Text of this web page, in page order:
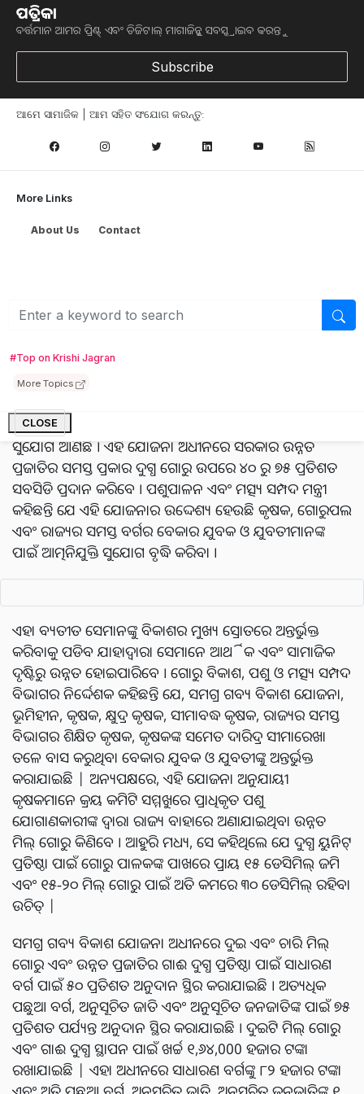
ପତ୍ରିକା
ବର୍ତ୍ତମାନ ଆମର ପ୍ରିଣ୍ଟ୍ ଏବଂ ଡିଜିଟାଲ୍ ମାଗାଜିନ୍କୁ ସବସ୍କ୍ରାଇବ କରନ୍ତୁ
Subscribe
ଆମେ ସାମାଜିକ | ଆମ ସହିତ ସଂଯୋଗ କରନ୍ତୁ:
More Links
About Us Contact
#Top on Krishi Jagran
More Topics
CLOSE
is giving 75 per cent subsidy for buying cow buffalo,
source - pexels.com
ଦେଶୀ ଗାଈ ଉପରେ ସରକାରୀ ସବସିଡି ଦେବା ପରେ ବର୍ତ୍ତମାନ
ବିହାର ସରକାର ସମଗ୍ର ଗବ୍ୟ ବିକାଶ ଯୋଜନା ଅଧୀନରେ ସମସ୍ତ
ପ୍ରକାରର ଉନ୍ନତ ପ୍ରଜାତିର ଗାଈ ଏବଂ ବଳଦ ଉପରେ ସବସିଡି
ଦେବାକୁ ଯାଉଛନ୍ତି । ଏହା ସମ୍ବନ୍ଧରେ ବିଭାଗୀୟ କାର୍ଯ୍ୟ ଶେଷ
ପର୍ଯ୍ୟାୟ ଆଡକୁ | ଏହି ଯୋଜନା ମାଧ୍ୟମରେ ବିହାର ସରକାର
ଗୋରୁ ବିକାଶ ନିର୍ଦ୍ଦେଶାଳୟ ୨ ,୪ ,୧୫ ଏବଂ ୨୦ ମିଲ୍ ଗୋରୁର
ଦୁଗ୍ଧ ସ୍ଥାପନ ପାଇଁ ଅନୁଦାନ ପ୍ରଦାନ କରିବ | ଏଥି ସହିତ
।
ଏବଂ ଦୁଗ୍ଧ ଉତ୍ପାଦନକାରୀଙ୍କ ପାଇଁ ଆତ୍ମନିଯୁକ୍ତି କ୍ଷେତ୍ରରେ ଏକ ସୁବର୍ଣ୍ଣ
ସୁଯୋଗ ଆଣିଛି । ଏହି ଯୋଜନା ଅଧୀନରେ ସରକାର ଉନ୍ନତ
ପ୍ରଜାତିର ସମସ୍ତ ପ୍ରକାର ଦୁଗ୍ଧ ଗୋରୁ ଉପରେ ୪୦ ରୁ ୭୫ ପ୍ରତିଶତ
ସବସିଡି ପ୍ରଦାନ କରିବେ । ପଶୁପାଳନ ଏବଂ ମତ୍ସ୍ୟ ସମ୍ପଦ ମନ୍ତ୍ରୀ
କହିଛନ୍ତି ଯେ ଏହି ଯୋଜନାର ଉଦ୍ଦେଶ୍ୟ ହେଉଛି କୃଷକ, ଗୋରୁପଲ
ଏବଂ ରାଜ୍ୟର ସମସ୍ତ ବର୍ଗର ବେକାର ଯୁବକ ଓ ଯୁବତୀମାନଙ୍କ
ପାଇଁ ଆତ୍ମନିଯୁକ୍ତି ସୁଯୋଗ ବୃଦ୍ଧି କରିବା ।
ଏହା ବ୍ୟତୀତ ସେମାନଙ୍କୁ ବିକାଶର ମୁଖ୍ୟ ସ୍ରୋତରେ ଅନ୍ତର୍ଭୁକ୍ତ
କରିବାକୁ ପଡିବ ଯାହାଦ୍ୱାରା ସେମାନେ ଆର୍ଥିକ ଏବଂ ସାମାଜିକ
ଦୃଷ୍ଟିରୁ ଉନ୍ନତ ହୋଇପାରିବେ । ଗୋରୁ ବିକାଶ, ପଶୁ ଓ ମତ୍ସ୍ୟ ସମ୍ପଦ
ବିଭାଗର ନିର୍ଦ୍ଦେଶକ କହିଛନ୍ତି ଯେ, ସମଗ୍ର ଗବ୍ୟ ବିକାଶ ଯୋଜନା,
ଭୂମିହୀନ, କୃଷକ, କ୍ଷୁଦ୍ର କୃଷକ, ସୀମାବଦ୍ଧ କୃଷକ, ରାଜ୍ୟର ସମସ୍ତ
ବିଭାଗର ଶିକ୍ଷିତ କୃଷକ, କୃଷକଙ୍କ ସମେତ ଦାରିଦ୍ର ସୀମାରେଖା
ତଳେ ବାସ କରୁଥିବା ବେକାର ଯୁବକ ଓ ଯୁବତୀଙ୍କୁ ଅନ୍ତର୍ଭୁକ୍ତ
କରାଯାଇଛି | ଅନ୍ୟପକ୍ଷରେ, ଏହି ଯୋଜନା ଅନୁଯାୟୀ
କୃଷକମାନେ କ୍ରୟ କମିଟି ସମ୍ମୁଖରେ ପ୍ରାଧିକୃତ ପଶୁ
ଯୋଗାଣକାରୀଙ୍କ ଦ୍ୱାରା ରାଜ୍ୟ ବାହାରେ ଅଣାଯାଇଥିବା ଉନ୍ନତ
ମିଲ୍ ଗୋରୁ କିଣିବେ । ଆହୁରି ମଧ୍ୟ, ସେ କହିଥିଲେ ଯେ ଦୁଗ୍ଧ ୟୁନିଟ୍
ପ୍ରତିଷ୍ଠା ପାଇଁ ଗୋରୁ ପାଳକଙ୍କ ପାଖରେ ପ୍ରାୟ ୧୫ ଡେସିମିଲ୍ ଜମି
ଏବଂ ୧୫-୨୦ ମିଲ୍ ଗୋରୁ ପାଇଁ ଅତି କମରେ ୩୦ ଡେସିମିଲ୍ ରହିବା
ଉଚିତ୍ |
ସମଗ୍ର ଗବ୍ୟ ବିକାଶ ଯୋଜନା ଅଧୀନରେ ଦୁଇ ଏବଂ ଚାରି ମିଲ୍
ଗୋରୁ ଏବଂ ଉନ୍ନତ ପ୍ରଜାତିର ଗାଈ ଦୁଗ୍ଧ ପ୍ରତିଷ୍ଠା ପାଇଁ ସାଧାରଣ
ବର୍ଗ ପାଇଁ ୫୦ ପ୍ରତିଶତ ଅନୁଦାନ ସ୍ଥିର କରାଯାଇଛି । ଅତ୍ୟଧିକ
ପଛୁଆ ବର୍ଗ, ଅନୁସୂଚିତ ଜାତି ଏବଂ ଅନୁସୂଚିତ ଜନଜାତିଙ୍କ ପାଇଁ ୭୫
ପ୍ରତିଶତ ପର୍ଯ୍ୟନ୍ତ ଅନୁଦାନ ସ୍ଥିର କରାଯାଇଛି । ଦୁଇଟି ମିଲ୍ ଗୋରୁ
ଏବଂ ଗାଈ ଦୁଗ୍ଧ ସ୍ଥାପନ ପାଇଁ ଖର୍ଚ୍ଚ ୧,୬୪,000 ହଜାର ଟଙ୍କା
ରଖାଯାଇଛି | ଏହା ଅଧୀନରେ ସାଧାରଣ ବର୍ଗଙ୍କୁ ୮୨ ହଜାର ଟଙ୍କା